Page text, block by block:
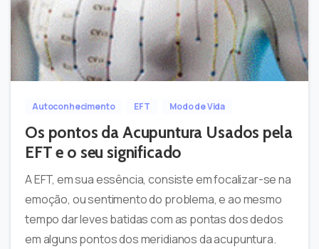
0 -
Autoconhecimento EFT Modo de Vida
Os pontos da Acupuntura Usados pela
EFT e o seu significado
A EFT, em sua essência, consiste em focalizar-se na
emoção, ou sentimento do problema, e ao mesmo
tempo dar leves batidas com as pontas dos dedos
em alguns pontos dos meridianos da acupuntura.